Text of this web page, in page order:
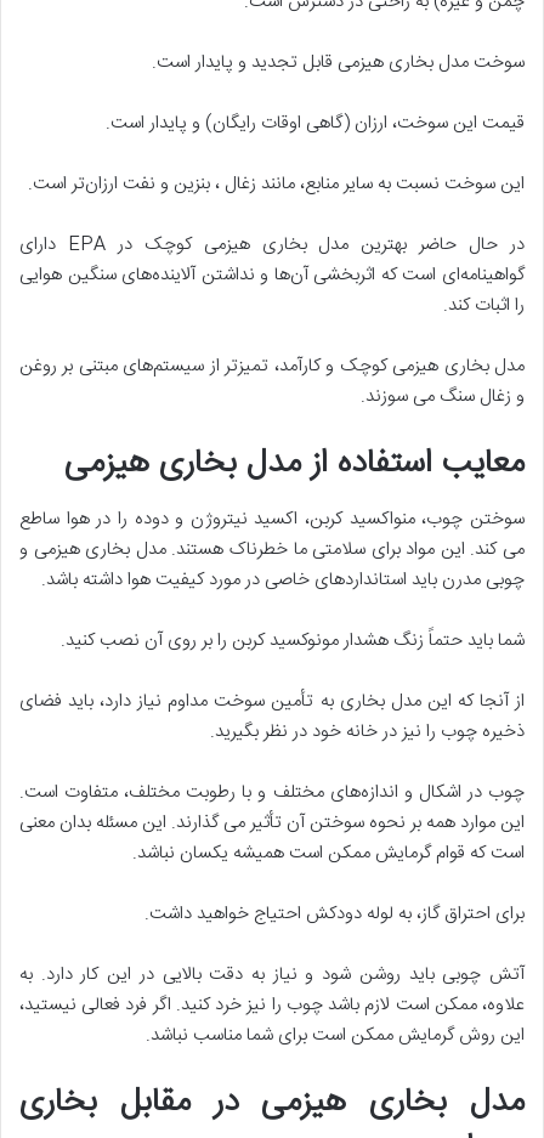
سوخت مدل بخاری هیزمی قابل تجدید و پایدار است.
قیمت این سوخت، ارزان (گاهی اوقات رایگان) و پایدار است.
این سوخت نسبت به سایر منابع، مانند زغال ، بنزین و نفت ارزان‌تر است.
در حال حاضر بهترین مدل بخاری هیزمی کوچک در EPA دارای
گواهینامه‌ای است که اثربخشی آن‌ها و نداشتن آلاینده‌های سنگین هوایی
را اثبات کند.
مدل بخاری هیزمی کوچک و کارآمد، تمیزتر از سیستم‌های مبتنی بر روغن
و زغال سنگ می سوزند.
معایب استفاده از مدل بخاری هیزمی
سوختن چوب، منواکسید کربن، اکسید نیتروژن و دوده را در هوا ساطع
می کند. این مواد برای سلامتی ما خطرناک هستند. مدل بخاری هیزمی و
چوبی مدرن باید استانداردهای خاصی در مورد کیفیت هوا داشته باشد.
شما باید حتماً زنگ هشدار مونوکسید کربن را بر روی آن نصب کنید.
از آنجا که این مدل بخاری به تأمین سوخت مداوم نیاز دارد، باید فضای
ذخیره چوب را نیز در خانه خود در نظر بگیرید.
چوب در اشکال و اندازه‌های مختلف و با رطوبت مختلف، متفاوت است.
این موارد همه بر نحوه سوختن آن تأثیر می گذارند. این مسئله بدان معنی
است که قوام گرمایش ممکن است همیشه یکسان نباشد.
برای احتراق گاز، به لوله دودکش احتیاج خواهید داشت.
آتش چوبی باید روشن شود و نیاز به دقت بالایی در این کار دارد. به
علاوه، ممکن است لازم باشد چوب را نیز خرد کنید. اگر فرد فعالی نیستید،
این روش گرمایش ممکن است برای شما مناسب نباشد.
مدل بخاری هیزمی در مقابل بخاری